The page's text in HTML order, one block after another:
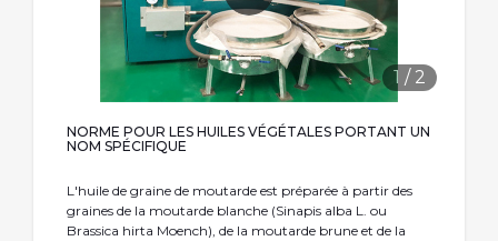
1 / 2
NORME POUR LES HUILES VÉGÉTALES PORTANT UN
NOM SPÉCIFIQUE
L'huile de graine de moutarde est préparée à partir des
graines de la moutarde blanche (Sinapis alba L. ou
Brassica hirta Moench), de la moutarde brune et de la